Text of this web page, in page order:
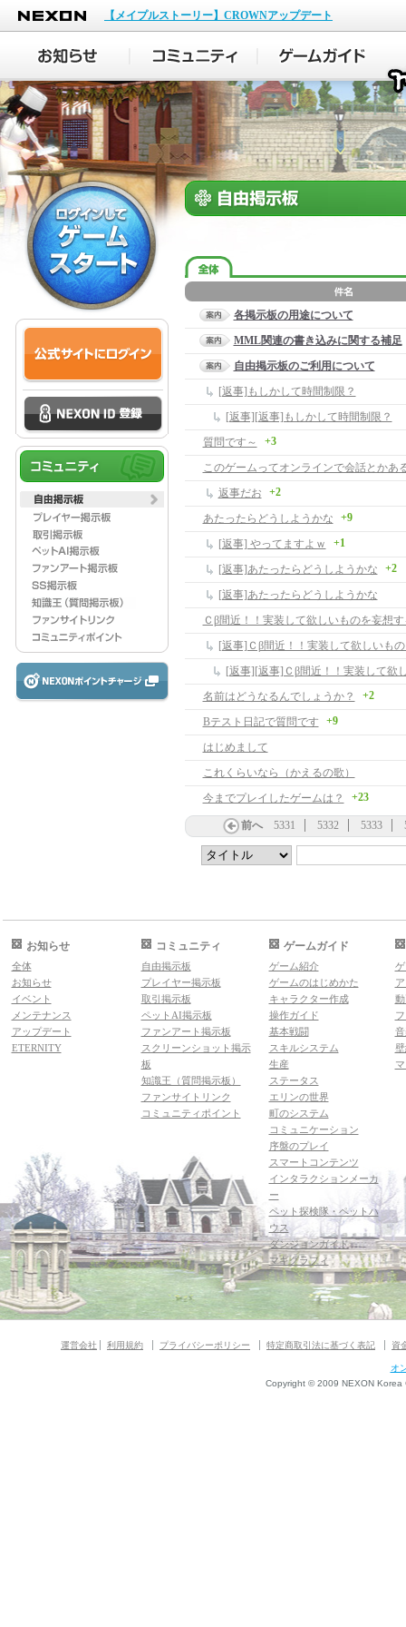
NEXON
【メイプルストーリー】CROWNアップデート
各掲示板の用途について
MML関連の書き込みに関する補足
自由掲示板のご利用について
[返事]もしかして時間制限？
[返事][返事]もしかして時間制限？
質問です～
+3
このゲームってオンラインで会話とかあ
返事だお
+2
あたったらどうしようかな +9
[返事] やってますよｗ +1
[返事]あたったらどうしようかな +2
[返事]あたったらどうしようかな
Ｃβ間近！！実装して欲しいものを妄想
[返事]Ｃβ間近！！実装して欲しいも
名前はどうなるんでしょうか？ +2
Bテスト日記で質問です +9
はじめまして
これくらいなら（かえるの歌）
今までプレイしたゲームは？
+23
前へ 5331 5332 5333
お知らせ
全体
お知らせ
イベント
メンテナンス
アップデート
ETERNITY
コミュニティ
自由掲示板
プレイヤー掲示板
取引掲示板
ペットAI掲示板
ファンアート掲示板
スクリーンショット掲示
板
知識王（質問掲示板）
ファンサイトリンク
コミュニティポイント
ゲームガイド
ゲーム紹介
ゲームのはじめかた
キャラクター作成
操作ガイド
基本戦闘
スキルシステム
生産
ステータス
エリンの世界
町のシステム
コミュニケーション
序盤のプレイ
スマートコンテンツ
インタラクションメーカ
ー
ペット探検隊・ペットハ
ウス
ダンジョンガイド
マギグラフィ
運営会社 利用規約 プライバシーポリシー 特定商取引法に基づく表記 資
オ
Copyright © 2009 NEXON Korea